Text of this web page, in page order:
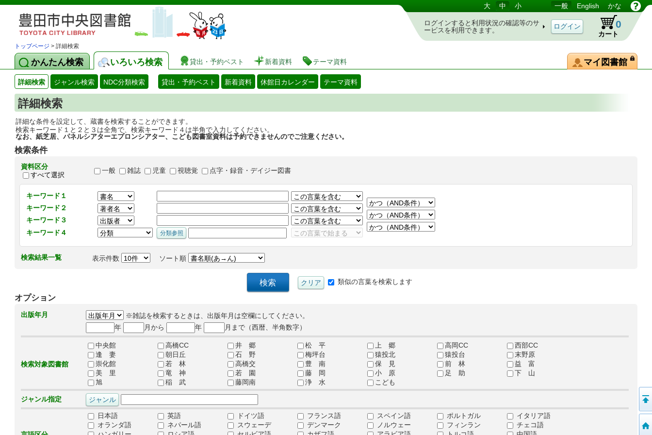
図書館 蔵書検索・予約システム 大 中 小 一般 English かな
ログインすると利用状況の確認等のサ
ービスを利用できます。
カート
0
トップページ > 詳細検索
かんたん検索 いろいろ検索 貸出・予約ベスト 新着資料 テーマ資料 マイ図書館
詳細検索 ジャンル検索 NDC分類検索 貸出・予約ベスト 新着資料 休館日カレンダー テーマ資料
詳細検索
詳細な条件を設定して、蔵書を検索することができます。
検索キーワード１と２と３は全角で、検索キーワード４は半角で入力してください。
なお、紙芝居、パネルシアターエプロンシアター、こども図書室資料は予約できませんのでご注意ください。
検索条件
資料区分
すべて選択
一般 雑誌 児童 視聴覚 点字・録音・デイジー図書
キーワード１
キーワード２
キーワード３
キーワード４
検索結果一覧 表示件数 ソート順
類似の言葉を検索します
オプション
出版年月
※雑誌を検索するときは、出版年月は空欄にしてください。
年
月から 年 月まで（西暦、半角数字）
検索対象図書館
中央館 高橋CC 井 郷 松 平 上 郷 高岡CC
西部CC
逢 妻
朝日丘 石 野 梅坪台 猿投北 猿投台
末野原
崇化館
若 林 高橋交 豊 南 保 見 前 林
益 富
美 里
竜 神 若 園 藤 岡 小 原 足 助
下 山
旭
稲 武 藤岡南 浄 水 こども
ジャンル指定
日本語 英語 ドイツ語 フランス語 スペイン語 ポルトガル
イタリア語
オランダ語
ネパール語 スウェーデ デンマーク ノルウェー フィンラン
チェコ語